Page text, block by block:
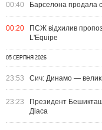
00:40 Барселона продала
00:20
ПСЖ відхилив
L'Equipe
05 СЕРПНЯ 2026
23:53 Сич: Динамо —
23:23
Президент
Діаса